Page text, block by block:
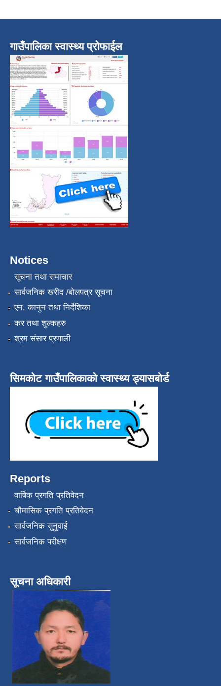
गाउँपालिका स्वास्थ्य प्रोफाईल
Notices
सूचना तथा समाचार
सार्वजनिक खरीद /बोलपत्र सूचना
एन, कानुन तथा निर्देशिका
कर तथा शुल्कहरु
श्रम संसार प्रणाली
सिमकोट गाउँपालिकाको स्वास्थ्य ड्यासबोर्ड
Reports
वार्षिक प्रगति प्रतिवेदन
चौमासिक प्रगति प्रतिवेदन
सार्वजनिक सुनुवाई
सार्वजनिक परीक्षण
सूचना अधिकारी